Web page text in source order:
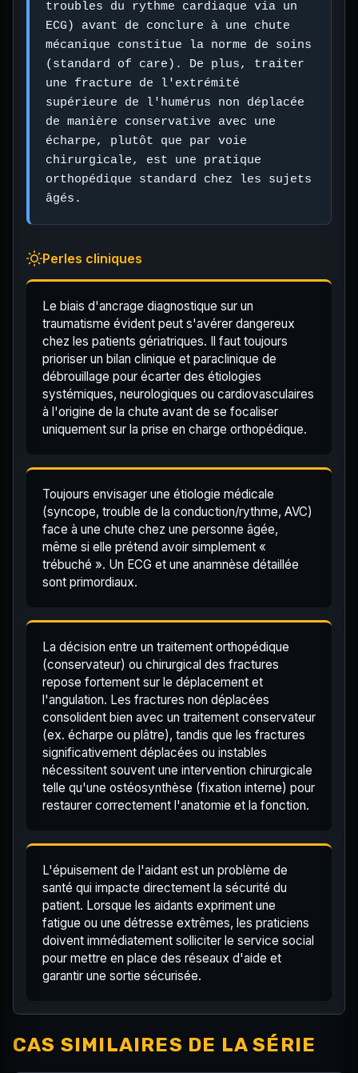
troubles du rythme cardiaque via un
ECG) avant de conclure à une chute
mécanique constitue la norme de soins
(standard of care). De plus, traiter
une fracture de l'extrémité
supérieure de l'humérus non déplacée
de manière conservative avec une
écharpe, plutôt que par voie
chirurgicale, est une pratique
orthopédique standard chez les sujets
âgés.
Perles cliniques
Le biais d'ancrage diagnostique sur un
traumatisme évident peut s'avérer dangereux
chez les patients gériatriques. Il faut toujours
prioriser un bilan clinique et paraclinique de
débrouillage pour écarter des étiologies
systémiques, neurologiques ou cardiovasculaires
à l'origine de la chute avant de se focaliser
uniquement sur la prise en charge orthopédique.
Toujours envisager une étiologie médicale
(syncope, trouble de la conduction/rythme, AVC)
face à une chute chez une personne âgée,
même si elle prétend avoir simplement «
trébuché ». Un ECG et une anamnèse détaillée
sont primordiaux.
La décision entre un traitement orthopédique
(conservateur) ou chirurgical des fractures
repose fortement sur le déplacement et
l'angulation. Les fractures non déplacées
consolident bien avec un traitement conservateur
(ex. écharpe ou plâtre), tandis que les fractures
significativement déplacées ou instables
nécessitent souvent une intervention chirurgicale
telle qu'une ostéosynthèse (fixation interne) pour
restaurer correctement l'anatomie et la fonction.
L'épuisement de l'aidant est un problème de
santé qui impacte directement la sécurité du
patient. Lorsque les aidants expriment une
fatigue ou une détresse extrêmes, les praticiens
doivent immédiatement solliciter le service social
pour mettre en place des réseaux d'aide et
garantir une sortie sécurisée.
CAS SIMILAIRES DE LA SÉRIE